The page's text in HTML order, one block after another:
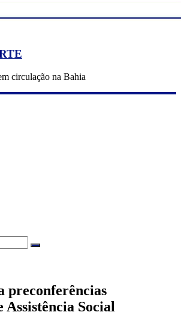
circulação na Bahia
preconferências
Social